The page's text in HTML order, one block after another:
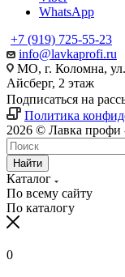
WhatsApp
+7 (919) 725-55-23
info@lavkaprofi.ru
МО, г. Коломна,
Айсберг, 2 этаж
Подписаться на
Политика
2026 © Лавка профи
Найти
Каталог
По всему сайту
По каталогу
0